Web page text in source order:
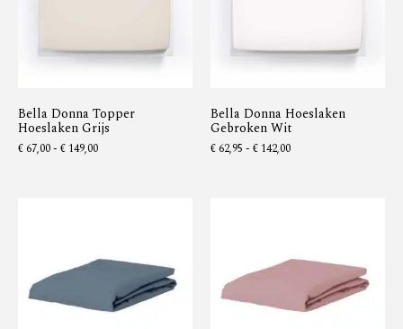
Bella Donna Topper
Hoeslaken Grijs
€ 67,00- €149,00
Bella Donna Hoeslaken
Gebroken Wit
€ 62,95 - €142,00